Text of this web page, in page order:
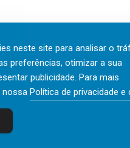
neste site para analisar o
preferências, otimizar a sua
publicidade. Para mais
nossa Política de privacidade e